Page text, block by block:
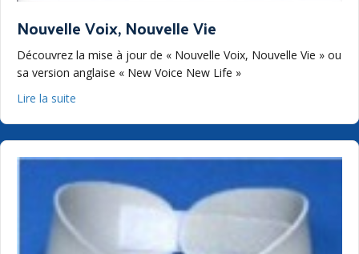
Nouvelle Voix, Nouvelle Vie
Découvrez la mise à jour de « Nouvelle Voix, Nouvelle Vie » ou
sa version anglaise « New Voice New Life »
Lire la suite